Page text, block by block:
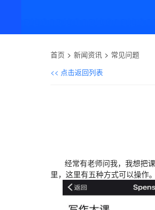
首页 新闻资讯
常见问题
<< 点击返回列表
经常有老师问我，我想把课
里，这里有五种方式可以操作。